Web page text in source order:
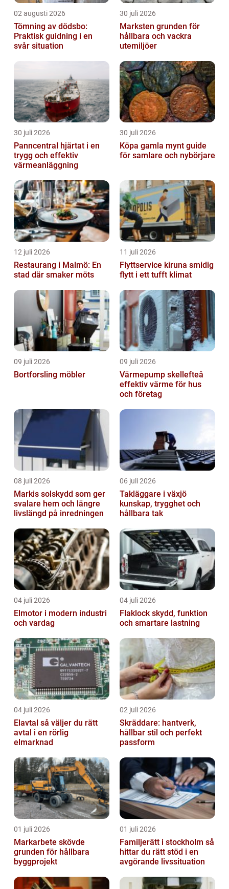
02 augusti 2026
Tömning av dödsbo:
Praktisk guidning i en
svår situation
30 juli 2026
Marksten grunden för
hållbara och vackra
utemiljöer
30 juli 2026
Panncentral hjärtat i en
trygg och effektiv
värmeanläggning
30 juli 2026
Köpa gamla mynt guide
för samlare och nybörjare
12 juli 2026
Restaurang i Malmö: En
stad där smaker möts
11 juli 2026
Flyttservice kiruna smidig
flytt i ett tufft klimat
09 juli 2026
Bortforsling möbler
09 juli 2026
Värmepump skellefteå
effektiv värme för hus
och företag
08 juli 2026
Markis solskydd som ger
svalare hem och längre
livslängd på inredningen
06 juli 2026
Takläggare i växjö
kunskap, trygghet och
hållbara tak
04 juli 2026
Elmotor i modern industri
och vardag
04 juli 2026
Flaklock skydd, funktion
och smartare lastning
04 juli 2026
Elavtal så väljer du rätt
avtal i en rörlig
elmarknad
02 juli 2026
Skräddare: hantverk,
hållbar stil och perfekt
passform
01 juli 2026
Markarbete skövde
grunden för hållbara
byggprojekt
01 juli 2026
Familjerätt i stockholm så
hittar du rätt stöd i en
avgörande livssituation